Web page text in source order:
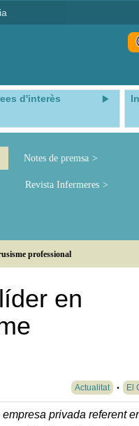
d'interès
Notes de premsa
Revista Infermeres
professional
en
Actualitat El
privada referent